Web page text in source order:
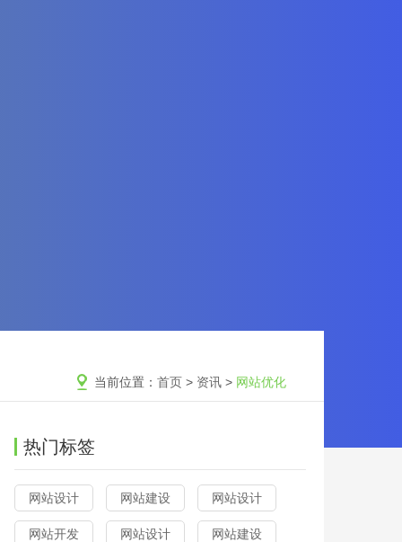
当前位置：首页 > 资讯 > 网站优化
热门标签
网站设计 网站建设 网站设计
网站开发 网站设计 网站建设